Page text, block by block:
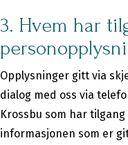
3. Hvem har
Opplysninger gitt via
dialog med oss via
Krossbu som har
informasjonen som er